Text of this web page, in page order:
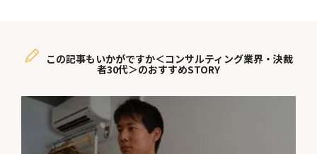
この記事もいかがですか＜コンサルティング業界・決裁
者30代＞のおすすめSTORY